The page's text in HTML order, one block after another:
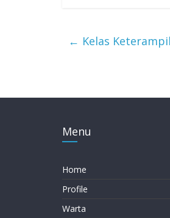
← Kelas
Menu
Home
Profile
Warta